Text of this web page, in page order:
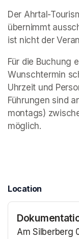
Der Ahrtal-
übernimmt
ist nicht der
Für die Buchung
Wunschtermin
Uhrzeit und
Führungen sind
montags)
möglich.
Location
Am Silberberg